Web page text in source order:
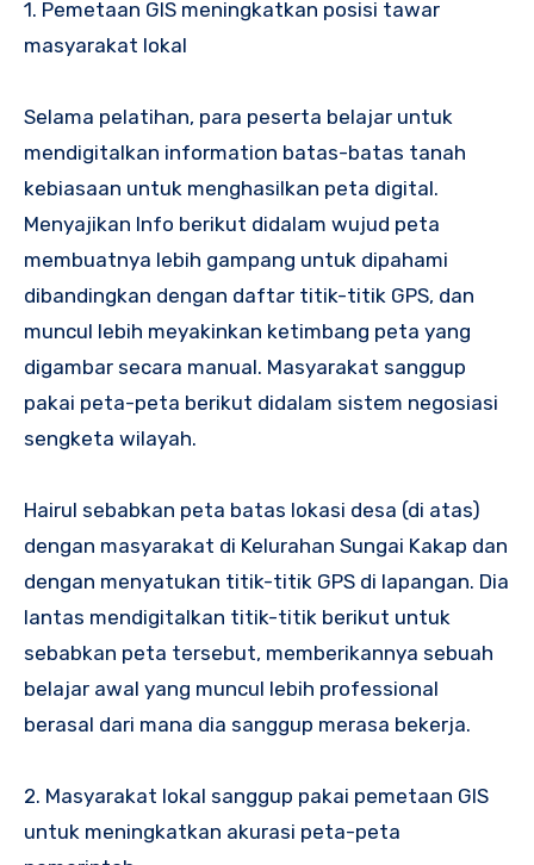
1. Pemetaan GIS meningkatkan posisi tawar
masyarakat lokal
Selama pelatihan, para peserta belajar untuk
mendigitalkan information batas-batas tanah
kebiasaan untuk menghasilkan peta digital.
Menyajikan Info berikut didalam wujud peta
membuatnya lebih gampang untuk dipahami
dibandingkan dengan daftar titik-titik GPS, dan
muncul lebih meyakinkan ketimbang peta yang
digambar secara manual. Masyarakat sanggup
pakai peta-peta berikut didalam sistem negosiasi
sengketa wilayah.
Hairul sebabkan peta batas lokasi desa (di atas)
dengan masyarakat di Kelurahan Sungai Kakap dan
dengan menyatukan titik-titik GPS di lapangan. Dia
lantas mendigitalkan titik-titik berikut untuk
sebabkan peta tersebut, memberikannya sebuah
belajar awal yang muncul lebih professional
berasal dari mana dia sanggup merasa bekerja.
2. Masyarakat lokal sanggup pakai pemetaan GIS
untuk meningkatkan akurasi peta-peta